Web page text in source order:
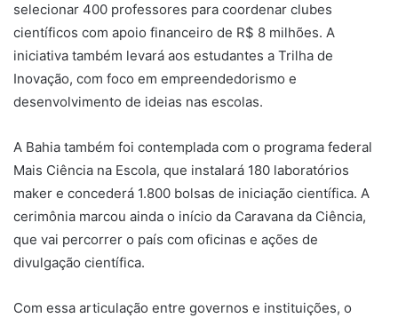
selecionar 400 professores para coordenar clubes
científicos com apoio financeiro de R$ 8 milhões. A
iniciativa também levará aos estudantes a Trilha de
Inovação, com foco em empreendedorismo e
desenvolvimento de ideias nas escolas.
A Bahia também foi contemplada com o programa federal
Mais Ciência na Escola, que instalará 180 laboratórios
maker e concederá 1.800 bolsas de iniciação científica. A
cerimônia marcou ainda o início da Caravana da Ciência,
que vai percorrer o país com oficinas e ações de
divulgação científica.
Com essa articulação entre governos e instituições, o